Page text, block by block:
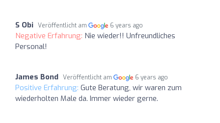
S Obi Veröffentlicht am 6 years ago
Negative Erfahrung: Nie wieder!! Unfreundliches
Personal!
James Bond Veröffentlicht am 6 years ago
Positive Erfahrung: Gute Beratung, wir waren zum
wiederholten Male da. Immer wieder gerne.